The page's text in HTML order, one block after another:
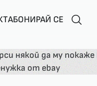
АБОНИРАЙ СЕ